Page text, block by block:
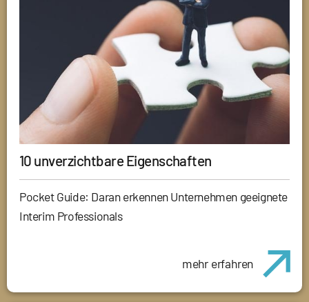
10 unverzichtbare Eigenschaften
Pocket Guide: Daran erkennen Unternehmen geeignete
Interim Professionals
mehr erfahren